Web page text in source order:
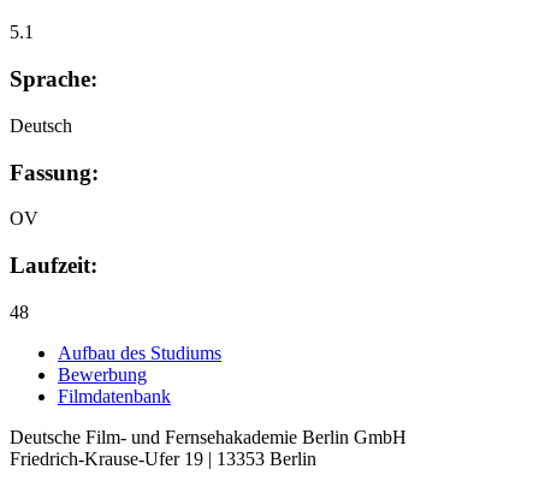
5.1
Sprache:
Deutsch
Fassung:
OV
Laufzeit:
48
Auf­bau des Stu­di­ums
Bewer­bung
Film­da­ten­bank
Deutsche Film- und Fernseh­akademie Berlin GmbH
Friedrich-Krause-Ufer 19 | 13353 Berlin